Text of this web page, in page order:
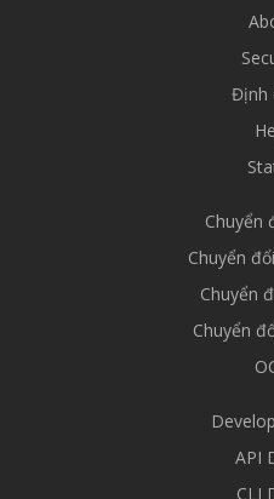
Định
Chuyển
Chuyển
Chuyển
Chuyển
API
CLI